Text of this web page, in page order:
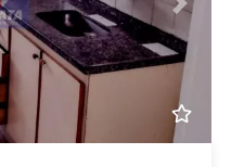
Next